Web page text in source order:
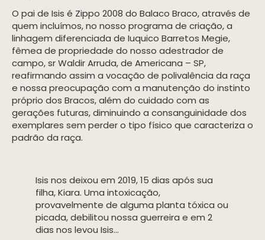
O pai de Isis é Zippo 2008 do Balaco Braco, através de
quem incluímos, no nosso programa de criação, a
linhagem diferenciada de Iuquico Barretos Megie,
fêmea de propriedade do nosso adestrador de
campo, sr Waldir Arruda, de Americana – SP,
reafirmando assim a vocação de polivalência da raça
e nossa preocupação com a manutenção do instinto
próprio dos Bracos, além do cuidado com as
gerações futuras, diminuindo a consanguinidade dos
exemplares sem perder o tipo físico que caracteriza o
padrão da raça.
Isis nos deixou em 2019, 15 dias após sua
filha, Kiara. Uma intoxicação,
provavelmente de alguma planta tóxica ou
picada, debilitou nossa guerreira e em 2
dias nos levou Isis…